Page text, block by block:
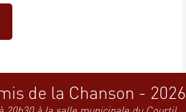
de la Chanson - 2026